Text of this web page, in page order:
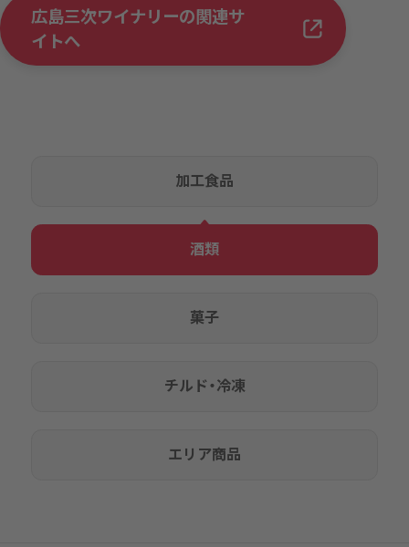
広島三次ワイナリーの関連サ
イトへ
加工食品
酒類
菓子
チルド・冷凍
エリア商品